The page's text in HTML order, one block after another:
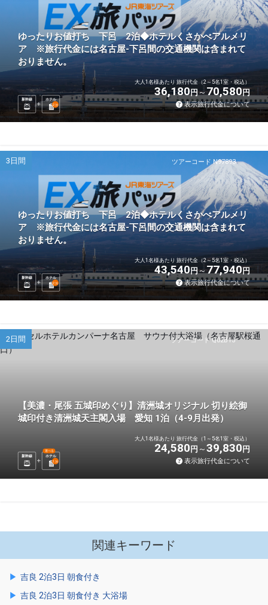
ゆったりお値打ち 下呂 2泊◆ホテルくさかべアルメリ
ア ※旅行代金には名古屋-下呂間の交通機関は含まれて
おりません。
新幹線
ホテル
2泊
大人1名様あたり 旅行代金（2～5名1室・税込）
36,180円 70,580円
表示旅行代金について
ツアーコード N97893
3日間
ゆったりお値打ち 下呂 2泊◆ホテルくさかべアルメリ
ア ※旅行代金には名古屋-下呂間の交通機関は含まれて
おりません。
新幹線
ホテル
2泊
大人1名様あたり 旅行代金（2～5名1室・税込）
43,540円 77,940円
表示旅行代金について
ツアーコード Q02B1J
2日間
【美濃・尾張 五城印めぐり】清洲城オリジナル 切り絵御
城印付き清洲城天主閣入場 愛知 1泊（4-9月出発）
新幹線 ホテル
選べる
1 泊
大人1名様あたり 旅行代金（1～5名1室・税込）
24,580 円 39,830 円
表示旅行代金について
関連キーワード
吉良 2泊3日 朝食付き
吉良 2泊3日 朝食付き 大浴場